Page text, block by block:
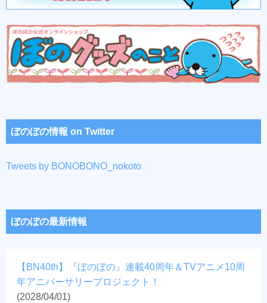
ぼのぼの情報 on Twitter
Tweets by BONOBONO_nokoto
ぼのぼの最新情報
【BN40th】『ぼのぼの』連載40周年＆TVアニメ10周
年アニバーサリープロジェクト！
(2028/04/01)